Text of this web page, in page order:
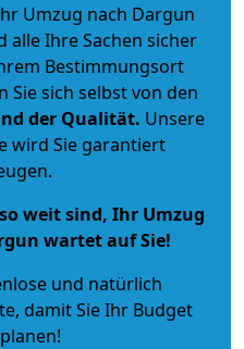
Umzug nach Dargun
Ihre Sachen sicher
Bestimmungsort
Sie sich selbst von den
der Qualität. Unsere
wird Sie garantiert
weit sind, Ihr Umzug
wartet auf Sie!
und natürlich
, damit Sie Ihr Budget